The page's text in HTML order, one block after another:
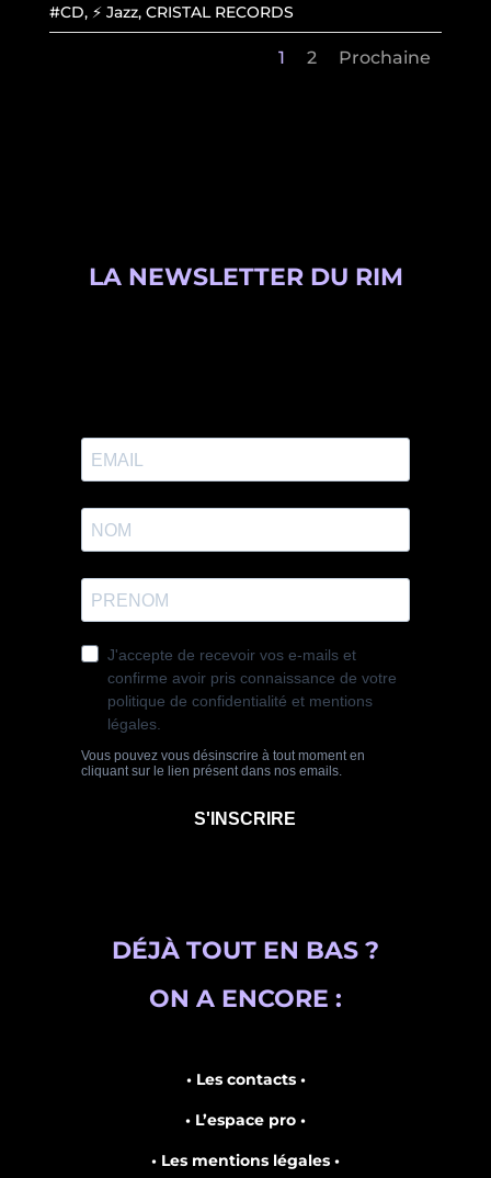
#CD, ⚡ Jazz, CRISTAL RECORDS
1 2 Prochaine
LA NEWSLETTER DU RIM
DÉJÀ TOUT EN BAS ?
ON A ENCORE :
• Les contacts •
• L’espace pro •
• Les mentions légales •